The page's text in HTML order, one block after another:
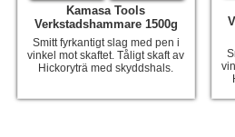
Kamasa Tools
Verkstadshammare 1500g
Smitt fyrkantigt slag med pen i
vinkel mot skaftet. Tåligt skaft av
Hickoryträ med skyddshals.